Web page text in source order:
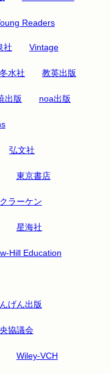
Readers
社 Vintage
冬水社 教英出版
出版 noa出版
弘文社
東京書店
クラーケン
星海社
Hill Education
げん出版
協議会
Wiley-VCH